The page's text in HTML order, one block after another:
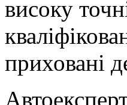
високу
приховані